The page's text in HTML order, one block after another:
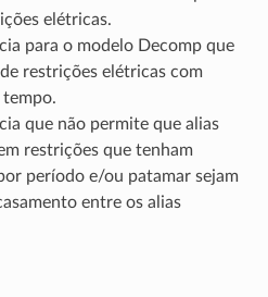
elétricas.
para o modelo Decomp que
restrições elétricas com
que não permite que alias
restrições que tenham
período e/ou patamar sejam
entre os alias